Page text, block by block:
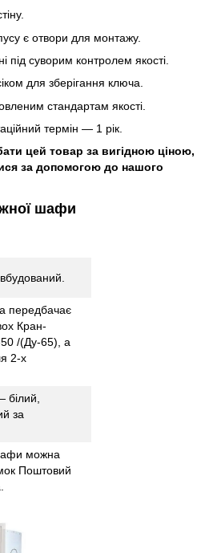
є отвори для монтажу.
під суворим контролем якості.
для зберігання ключа.
стандартам якості.
термін ― 1 рік.
цей товар за вигідною ціною,
за допомогою до нашого
шафи
передбачає
Кран-
50 /(Дy-65), а
2-х
білий,
за
можна
Поштовий